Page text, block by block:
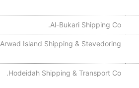
Al-Bukari Shipping Co.
Arwad Island Shipping & Stevedoring
Hodeidah Shipping & Transport Co.